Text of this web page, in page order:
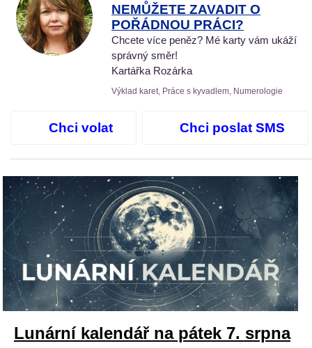
NEMŮŽETE ZAVADIT O
POŘÁDNOU PRÁCI?
Chcete více peněz? Mé karty vám ukáží
správný směr!
Kartářka Rozárka
Výklad karet, Práce s kyvadlem, Numerologie
Chci volat Chci poslat SMS
Lunární kalendář na pátek 7. srpna